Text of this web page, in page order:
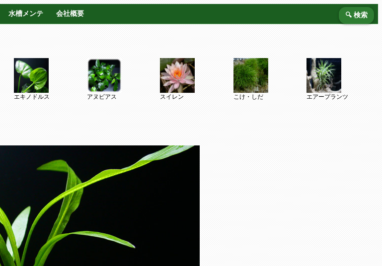
水槽メンテ 会社概要 🔍 検索
エキノドルス アヌビアス スイレン こけ・しだ エアープランツ